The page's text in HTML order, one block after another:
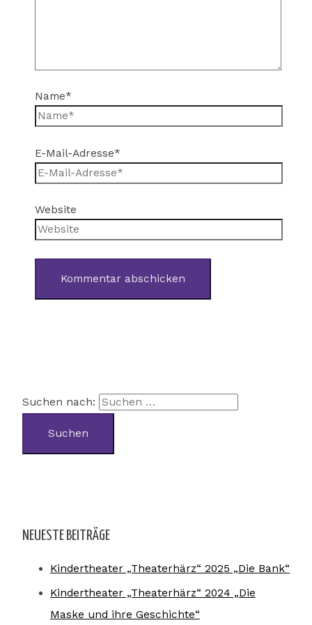
Name*
E-Mail-Adresse*
Website
Suchen nach:
NEUESTE BEITRÄGE
Kindertheater „Theaterhärz“ 2025 „Die Bank“
Kindertheater „Theaterhärz“ 2024 „Die
Maske und ihre Geschichte“